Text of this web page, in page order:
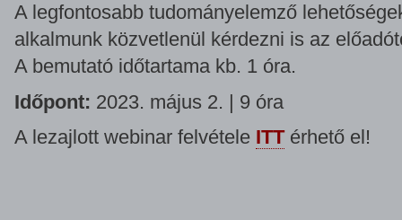
A legfontosabb tudományelemző
alkalmunk közvetlenül kérdezni is az
A bemutató időtartama kb. 1 óra.
Időpont: 2023. május 2. | 9 óra
A lezajlott webinar felvétele ITTérhető el!